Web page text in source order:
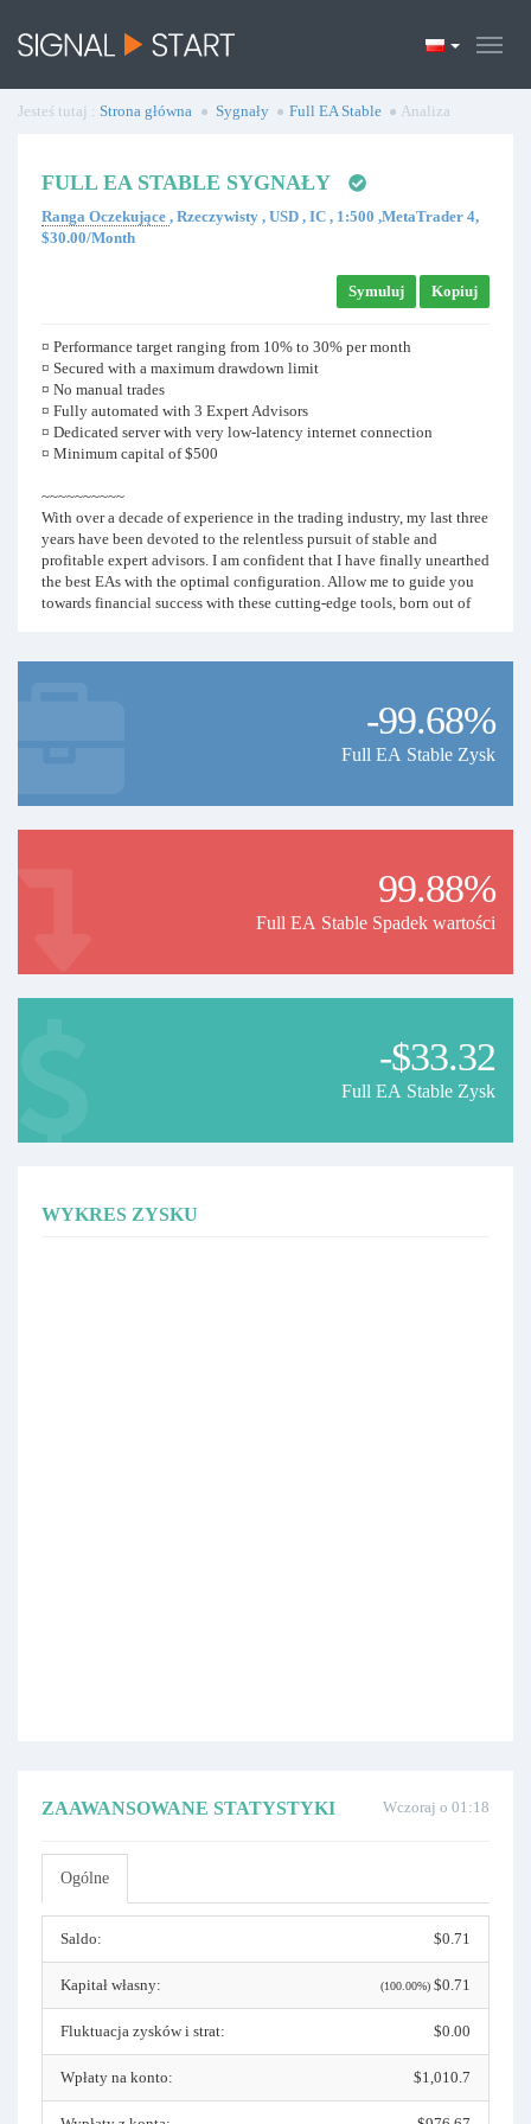
Jesteś tutaj : Strona główna Sygnały Full EA Stable Analiza
FULL EA STABLE SYGNAŁY
Ranga Oczekujące , Rzeczywisty , USD , IC , 1:500 ,MetaTrader 4,
$30.00/Month
Symuluj Kopiuj
¤ Performance target ranging from 10% to 30% per month
¤ Secured with a maximum drawdown limit
¤ No manual trades
¤ Fully automated with 3 Expert Advisors
¤ Dedicated server with very low-latency internet connection
¤ Minimum capital of $500
~~~~~~~~~~
With over a decade of experience in the trading industry, my last three
years have been devoted to the relentless pursuit of stable and
profitable expert advisors. I am confident that I have finally unearthed
the best EAs with the optimal configuration. Allow me to guide you
towards financial success with these cutting-edge tools, born out of
Discover the power of my trading strategy, meticulously crafted
Performance ranges between 10% and 30% per month.
To ensure cautious management, I've implemented a system to
I highly recommend using the broker "IC Markets" with a minimum
-99.68%
Full EA Stable Zysk
99.88%
Full EA Stable Spadek wartości
-$33.32
Full EA Stable Zysk
WYKRES ZYSKU
Wczoraj o 01:18
ZAAWANSOWANE STATYSTYKI
Ogólne
Saldo: $0.71
Kapitał własny: (100.00%) $0.71
Fluktuacja zysków i strat: $0.00
Wpłaty na konto: $1,010.7